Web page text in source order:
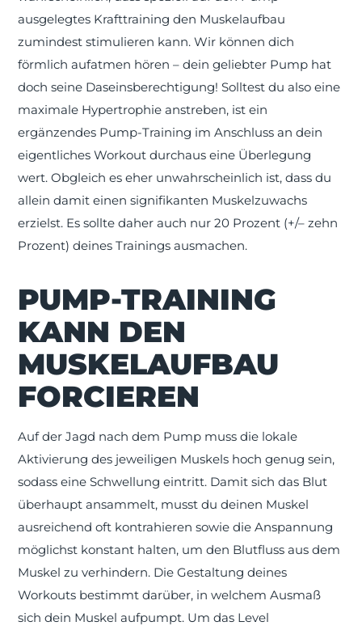
ausgelegtes Krafttraining den Muskelaufbau
zumindest stimulieren kann. Wir können dich
förmlich aufatmen hören – dein geliebter Pump hat
doch seine Daseinsberechtigung! Solltest du also eine
maximale Hypertrophie anstreben, ist ein
ergänzendes Pump-Training im Anschluss an dein
eigentliches Workout durchaus eine Überlegung
wert. Obgleich es eher unwahrscheinlich ist, dass du
allein damit einen signifikanten Muskelzuwachs
erzielst. Es sollte daher auch nur 20 Prozent (+/– zehn
Prozent) deines Trainings ausmachen.
PUMP-TRAINING
KANN DEN
MUSKELAUFBAU
FORCIEREN
Auf der Jagd nach dem Pump muss die lokale
Aktivierung des jeweiligen Muskels hoch genug sein,
sodass eine Schwellung eintritt. Damit sich das Blut
überhaupt ansammelt, musst du deinen Muskel
ausreichend oft kontrahieren sowie die Anspannung
möglichst konstant halten, um den Blutfluss aus dem
Muskel zu verhindern. Die Gestaltung deines
Workouts bestimmt darüber, in welchem Ausmaß
sich dein Muskel aufpumpt. Um das Level